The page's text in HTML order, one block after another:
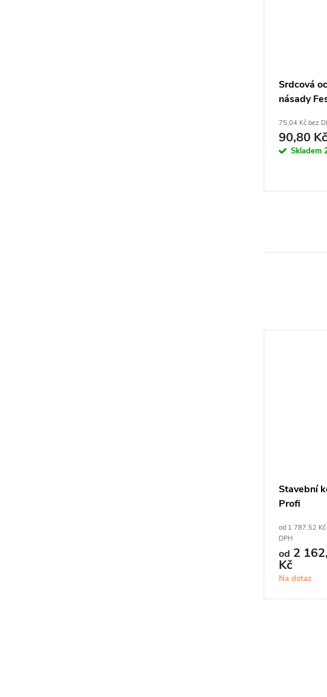
Srdcová
násady
75,04 Kč bez
90,80 Kč
Skladem
Stavební
Profi
od 1 787,52 Kč
DPH
od 2
Kč
Na dotaz